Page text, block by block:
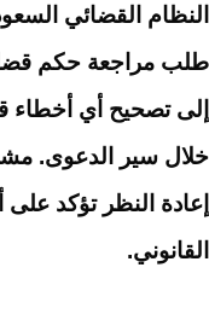
النظام القضائي
طلب مراجعة حكم
إلى تصحيح أي أخطاء
خلال سير الدعوى.
إعادة النظر تؤكد
القانوني.